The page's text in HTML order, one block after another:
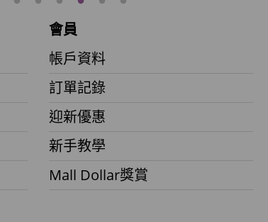
會員
帳戶資料
訂單記錄
迎新優惠
新手教學
Mall Dollar獎賞